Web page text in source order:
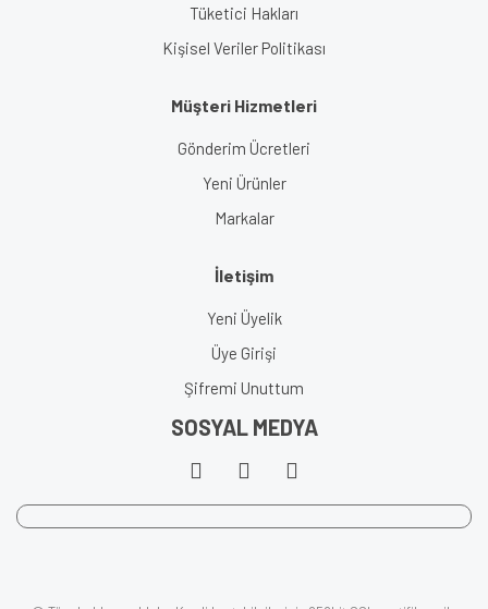
Tüketici Hakları
Kişisel Veriler Politikası
Müşteri Hizmetleri
Gönderim Ücretleri
Yeni Ürünler
Markalar
İletişim
Yeni Üyelik
Üye Girişi
Şifremi Unuttum
SOSYAL MEDYA